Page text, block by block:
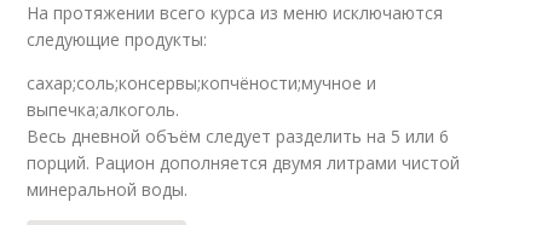
На протяжении всего курса из меню исключаются
следующие продукты:
сахар;соль;консервы;копчёности;мучное и
выпечка;алкоголь.
Весь дневной объём следует разделить на 5 или 6
порций. Рацион дополняется двумя литрами чистой
минеральной воды.